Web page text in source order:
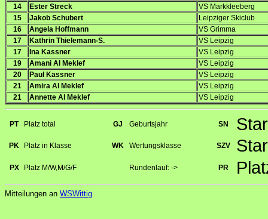
14
Ester Streck
VS Markkleeberg
15
Jakob Schubert
Leipziger Skiclub
16
Angela Hoffmann
VS Grimma
17
Kathrin Thielemann-S.
VS Leipzig
17
Ina Kassner
VS Leipzig
19
Amani Al Meklef
VS Leipzig
20
Paul Kassner
VS Leipzig
21
Amira Al Meklef
VS Leipzig
21
Annette Al Meklef VS Leipzig
PT Platz total GJ Geburtsjahr SN
PK Platz in Klasse WK Wertungsklasse SZV
PX Platz M/W,M/G/F Rundenlauf: -> PR
Mitteilungen an WSWittig